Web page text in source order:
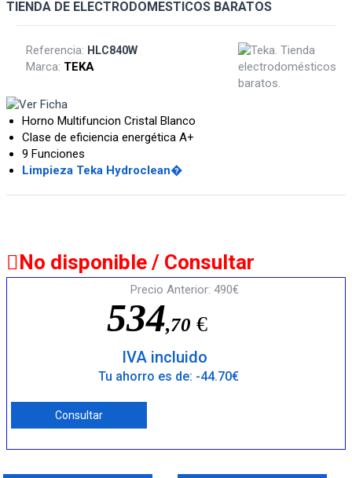
TIENDA DE ELECTRODOMESTICOS BARATOS
Referencia: HLC840W
Marca: TEKA
Horno Multifuncion Cristal Blanco
Clase de eficiencia energética A+
9 Funciones
Limpieza Teka Hydroclean�
No disponible / Consultar
Precio Anterior: 490€
534,70 €
IVA incluido
Tu ahorro es de: -44.70€
Consultar